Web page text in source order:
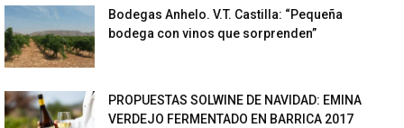
Bodegas Anhelo. V.T. Castilla: “Pequeña
bodega con vinos que sorprenden”
PROPUESTAS SOLWINE DE NAVIDAD: EMINA
VERDEJO FERMENTADO EN BARRICA 2017